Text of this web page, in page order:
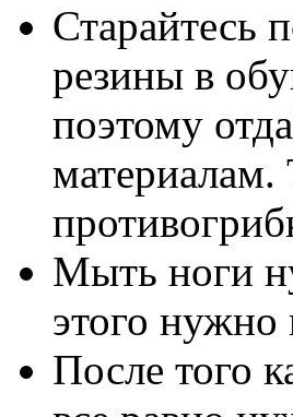
Старайтесь
резины в
поэтому
материалам.
Мыть ноги
этого
После того